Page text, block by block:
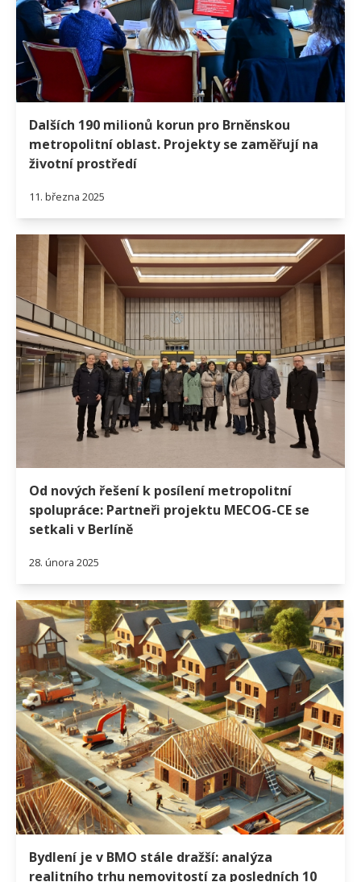
Dalších 190 milionů korun pro Brněnskou
metropolitní oblast. Projekty se zaměřují na
životní prostředí
11. března 2025
Od nových řešení k posílení metropolitní
spolupráce: Partneři projektu MECOG-CE se
setkali v Berlíně
28. února 2025
Bydlení je v BMO stále dražší: analýza
realitního trhu nemovitostí za posledních 10